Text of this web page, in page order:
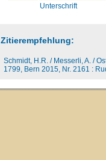
Unterschrift
Zitierempfehlung:
Schmidt, H.R. / Messerli, A. /
1799, Bern 2015, Nr. 2161 :